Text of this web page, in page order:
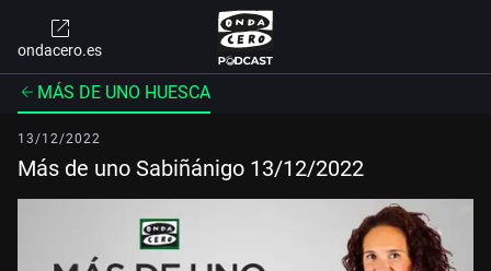
ondacero.es
MÁS DE UNO HUESCA
13/12/2022
Más de uno Sabiñánigo 13/12/2022